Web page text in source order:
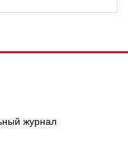
журнал